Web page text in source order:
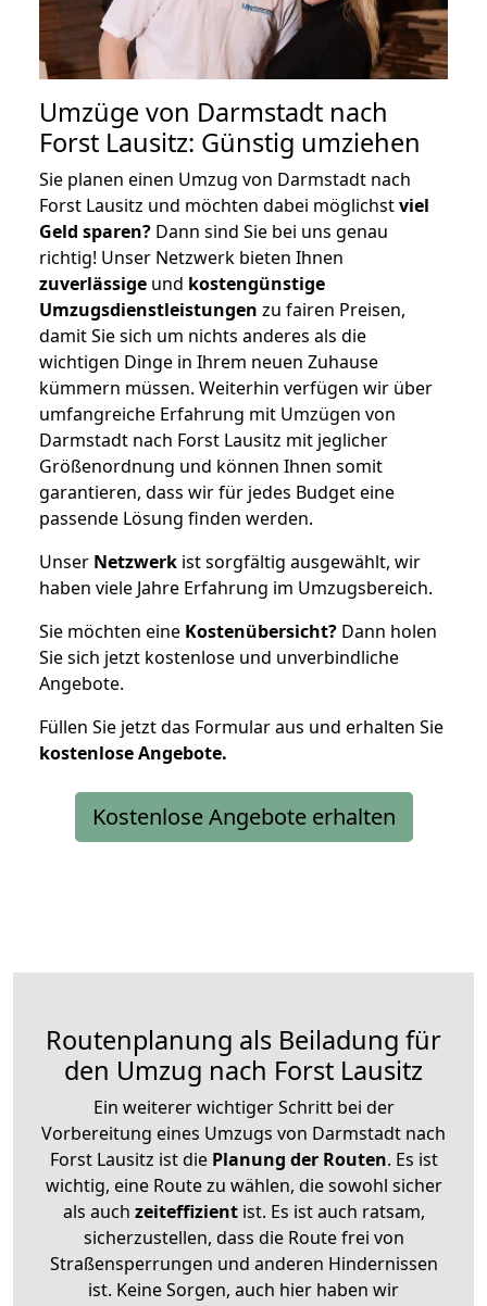
Umzüge von Darmstadt nach
Forst Lausitz: Günstig umziehen
Sie planen einen Umzug von Darmstadt nach
Forst Lausitz und möchten dabei möglichstviel
Geld sparen? Dann sind Sie bei uns genau
richtig! Unser Netzwerk bieten Ihnen
zuverlässige und kostengünstige
Umzugsdienstleistungen zu fairen Preisen,
damit Sie sich um nichts anderes als die
wichtigen Dinge in Ihrem neuen Zuhause
kümmern müssen. Weiterhin verfügen wir über
umfangreiche Erfahrung mit Umzügen von
Darmstadt nach Forst Lausitz mit jeglicher
Größenordnung und können Ihnen somit
garantieren, dass wir für jedes Budget eine
passende Lösung finden werden.
Unser Netzwerk ist sorgfältig ausgewählt, wir
haben viele Jahre Erfahrung im Umzugsbereich.
Sie möchten eine Kostenübersicht? Dann holen
Sie sich jetzt kostenlose und unverbindliche
Angebote.
Füllen Sie jetzt das Formular aus und erhalten Sie
kostenloseAngebote.
Kostenlose Angebote erhalten
Routenplanung als Beiladung für
den Umzug nach Forst Lausitz
Ein weiterer wichtiger Schritt bei der
Vorbereitung eines Umzugs von Darmstadt nach
Forst Lausitz ist diePlanung der Routen. Es ist
wichtig, eine Route zu wählen, die sowohl sicher
als auch zeiteffizientist. Es ist auch ratsam,
sicherzustellen, dass die Route frei von
Straßensperrungen und anderen Hindernissen
ist. Keine Sorgen, auch hier haben wir